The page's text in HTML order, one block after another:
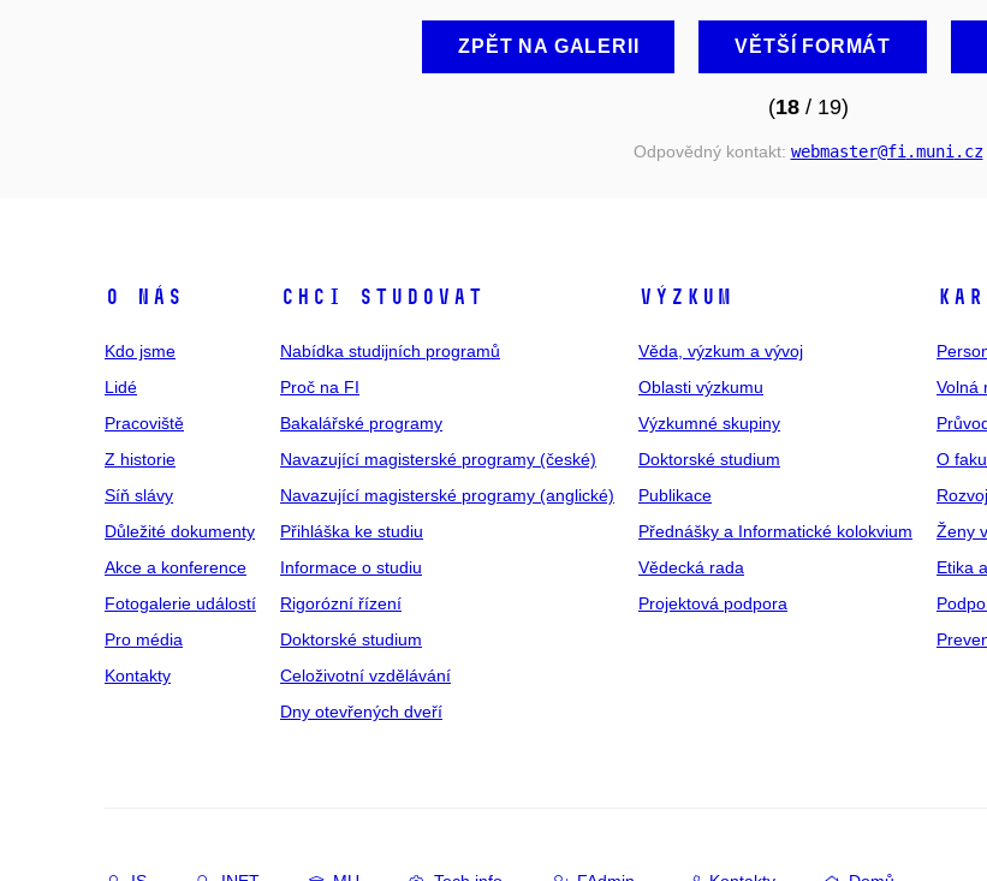
ZPĚT NA GALERII VĚTŠÍ FORMÁT
(18/ 19)
Odpovědný kontakt: webmaster@fi .muni .cz
O NÁS
Kdo jsme
Lidé
Pracoviště
Z historie
Síň slávy
Důležité dokumenty
Akce a konference
Fotogalerie událostí
Pro média
Kontakty
CHCI STUDOVAT
Nabídka studijních programů
Proč na FI
Bakalářské programy
Navazující magisterské programy (české)
Navazující magisterské programy (anglické)
Přihláška ke studiu
Informace o studiu
Rigorózní řízení
Doktorské studium
Celoživotní vzdělávání
Dny otevřených dveří
VÝZKUM
Věda, výzkum a vývoj
Oblasti výzkumu
Výzkumné skupiny
Doktorské studium
Publikace
Přednášky a Informatické kolokvium
Vědecká rada
Projektová podpora
Volná
O
Ženy
Etika